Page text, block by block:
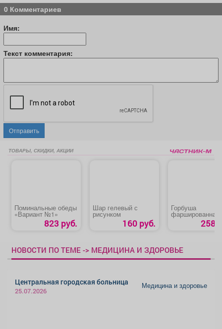
0 Комментариев
Имя:
Текст комментария:
Отправить
ТОВАРЫ, СКИДКИ, АКЦИИ
Поминальные обеды
«Вариант №1»
823 руб.
Шар гелевый с
рисунком
160 руб.
Горбуша
фаршированная
258
НОВОСТИ ПО ТЕМЕ -> МЕДИЦИНА И ЗДОРОВЬЕ
Центральная городская больница
25.07.2026
Медицина и здоровье